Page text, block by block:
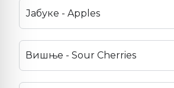
Јабуке - Apples
Вишње - Sour Cherries